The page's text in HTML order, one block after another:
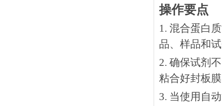
操作要点
1. 混合蛋白
品、样品和
2. 确保试剂
粘合好封板
3. 当使用自